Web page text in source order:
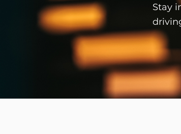
Stay